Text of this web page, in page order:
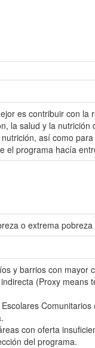
es contribuir con
la salud y la
así como
el programa hacía
o extrema pobreza
y barrios con mayor
(Proxy means
con oferta
del programa.